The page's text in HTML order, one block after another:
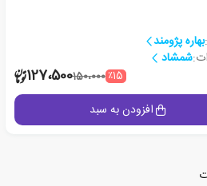
بهاره پژومند
شمشاد
٪15150،000127،500
افزودن به سبد